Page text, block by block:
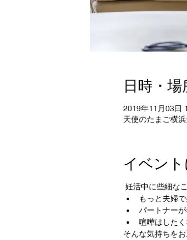
日時・場
2019年11月03日
天使のたまご横
イベン
妊活中に些細な
もっと夫婦
パートナー
喧嘩はした
そんな気持ちを